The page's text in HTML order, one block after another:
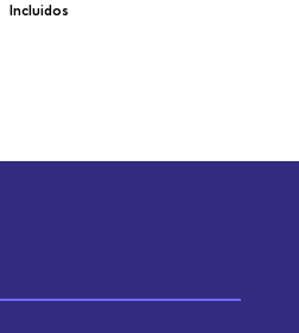
Incluidos